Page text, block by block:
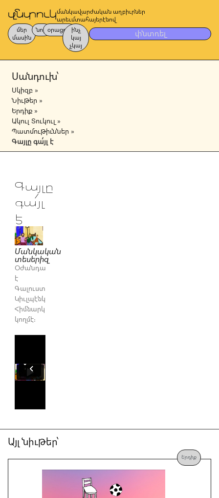
մանկավարժական աղբիւրներ
արեւմտահայերէնով
մեր
մասին
նոր օրացոյց
ինչ
կայ
չկայ
փնտռել
Սանդուխ՝
Սկիզբ »
Նիւթեր »
Երդիք »
Ակուլ Տուկուլ »
Պատմութիւններ »
Գայլը գա՛յլ է
Գայլը
գա՛յլ
է
Մանկական
տեսերիզ
Օժանդակուած
է
Գալուստ
Կիւլպէնկեան
Հիմնարկութեան
կողմէ։
Այլ նիւթեր՝
Երդիք